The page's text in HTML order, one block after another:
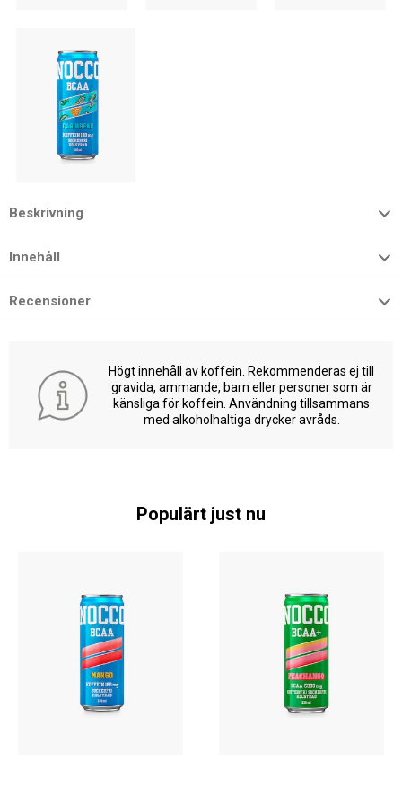
Beskrivning
Innehåll
Recensioner
Högt innehåll av koffein. Rekommenderas ej till
gravida, ammande, barn eller personer som är
känsliga för koffein. Användning tillsammans
med alkoholhaltiga drycker avråds.
Populärt just nu